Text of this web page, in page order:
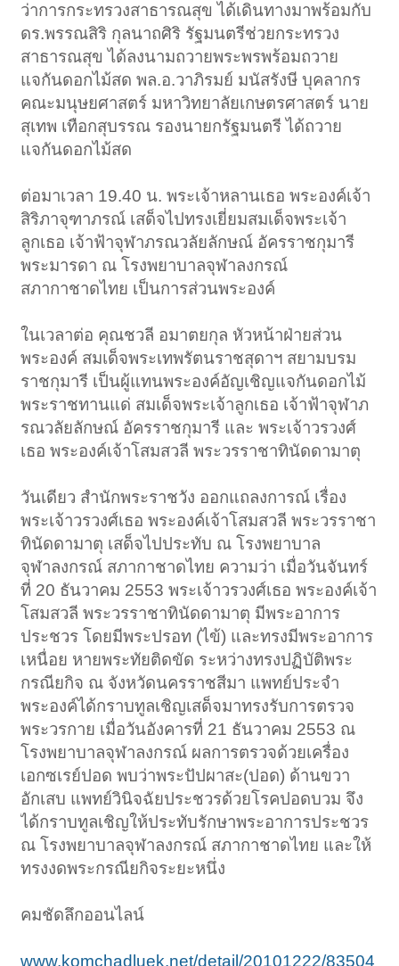
ว่าการกระทรวงสาธารณสุข ได้เดินทางมาพร้อมกับ
ดร.พรรณสิริ กุลนาถศิริ รัฐมนตรีช่วยกระทรวง
สาธารณสุข ได้ลงนามถวายพระพรพร้อมถวาย
แจกันดอกไม้สด พล.อ.วาภิรมย์ มนัสรังษี บุคลากร
คณะมนุษยศาสตร์ มหาวิทยาลัยเกษตรศาสตร์ นาย
สุเทพ เทือกสุบรรณ รองนายกรัฐมนตรี ได้ถวาย
แจกันดอกไม้สด
ต่อมาเวลา 19.40 น. พระเจ้าหลานเธอ พระองค์เจ้า
สิริภาจุฑาภรณ์ เสด็จไปทรงเยี่ยมสมเด็จพระเจ้า
ลูกเธอ เจ้าฟ้าจุฬาภรณวลัยลักษณ์ อัครราชกุมารี
พระมารดา ณ โรงพยาบาลจุฬาลงกรณ์
สภากาชาดไทย เป็นการส่วนพระองค์
ในเวลาต่อ คุณชวลี อมาตยกุล หัวหน้าฝ่ายส่วน
พระองค์ สมเด็จพระเทพรัตนราชสุดาฯ สยามบรม
ราชกุมารี เป็นผู้แทนพระองค์อัญเชิญแจกันดอกไม้
พระราชทานแด่ สมเด็จพระเจ้าลูกเธอ เจ้าฟ้าจุฬาภ
รณวลัยลักษณ์ อัครราชกุมารี และ พระเจ้าวรวงศ์
เธอ พระองค์เจ้าโสมสวลี พระวรราชาทินัดดามาตุ
วันเดียว สำนักพระราชวัง ออกแถลงการณ์ เรื่อง
พระเจ้าวรวงศ์เธอ พระองค์เจ้าโสมสวลี พระวรราชา
ทินัดดามาตุ เสด็จไปประทับ ณ โรงพยาบาล
จุฬาลงกรณ์ สภากาชาดไทย ความว่า เมื่อวันจันทร์
ที่ 20 ธันวาคม 2553 พระเจ้าวรวงศ์เธอ พระองค์เจ้า
โสมสวลี พระวรราชาทินัดดามาตุ มีพระอาการ
ประชวร โดยมีพระปรอท (ไข้) และทรงมีพระอาการ
เหนื่อย หายพระทัยติดขัด ระหว่างทรงปฏิบัติพระ
กรณียกิจ ณ จังหวัดนครราชสีมา แพทย์ประจำ
พระองค์ได้กราบทูลเชิญเสด็จมาทรงรับการตรวจ
พระวรกาย เมื่อวันอังคารที่ 21 ธันวาคม 2553 ณ
โรงพยาบาลจุฬาลงกรณ์ ผลการตรวจด้วยเครื่อง
เอกซเรย์ปอด พบว่าพระปัปผาสะ(ปอด) ด้านขวา
อักเสบ แพทย์วินิจฉัยประชวรด้วยโรคปอดบวม จึง
ได้กราบทูลเชิญให้ประทับรักษาพระอาการประชวร
ณ โรงพยาบาลจุฬาลงกรณ์ สภากาชาดไทย และให้
ทรงงดพระกรณียกิจระยะหนึ่ง
คมชัดลึกออนไลน์
www.komchadluek.net/detail/20101222/83504